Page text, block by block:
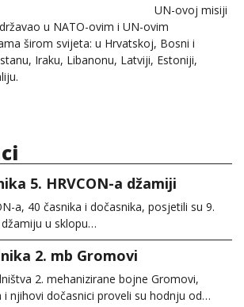
UN-ovoj misiji
u NATO-ovim i UN-ovim
širom svijeta: u Hrvatskoj, Bosni i
Iraku, Libanonu, Latviji, Estoniji,
5. HRVCON-a džamiji
a, 40 časnika i dočasnika, posjetili su 9.
u sklopu…
2. mb Gromovi
2. mehanizirane bojne Gromovi,
i njihovi dočasnici proveli su hodnju od…